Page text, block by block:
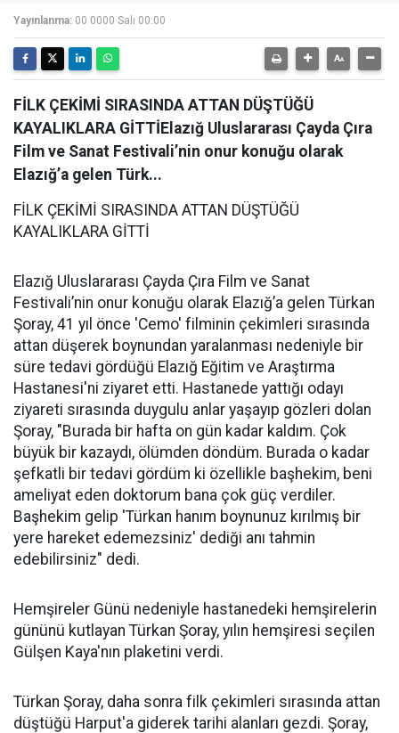
Yayınlanma: 00 0000 Salı 00:00
FİLK ÇEKİMİ SIRASINDA ATTAN DÜŞTÜĞÜ
KAYALIKLARA GİTTİElazığ Uluslararası Çayda Çıra
Film ve Sanat Festivali’nin onur konuğu olarak
Elazığ’a gelen Türk...
FİLK ÇEKİMİ SIRASINDA ATTAN DÜŞTÜĞÜ
KAYALIKLARA GİTTİ
Elazığ Uluslararası Çayda Çıra Film ve Sanat
Festivali’nin onur konuğu olarak Elazığ’a gelen Türkan
Şoray, 41 yıl önce 'Cemo' filminin çekimleri sırasında
attan düşerek boynundan yaralanması nedeniyle bir
süre tedavi gördüğü Elazığ Eğitim ve Araştırma
Hastanesi'ni ziyaret etti. Hastanede yattığı odayı
ziyareti sırasında duygulu anlar yaşayıp gözleri dolan
Şoray, "Burada bir hafta on gün kadar kaldım. Çok
büyük bir kazaydı, ölümden döndüm. Burada o kadar
şefkatli bir tedavi gördüm ki özellikle başhekim, beni
ameliyat eden doktorum bana çok güç verdiler.
Başhekim gelip 'Türkan hanım boynunuz kırılmış bir
yere hareket edemezsiniz' dediği anı tahmin
edebilirsiniz" dedi.
Hemşireler Günü nedeniyle hastanedeki hemşirelerin
gününü kutlayan Türkan Şoray, yılın hemşiresi seçilen
Gülşen Kaya'nın plaketini verdi.
Türkan Şoray, daha sonra filk çekimleri sırasında attan
düştüğü Harput'a giderek tarihi alanları gezdi. Şoray,